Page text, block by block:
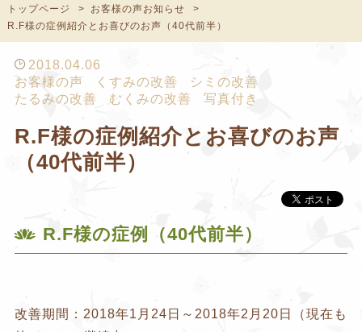
トップページ
お客様の声お知らせ
R.F様の症例紹介とお喜びのお声（40代前半）
2018.04.06
お客様の声
くすみの改善
シミの改善
たるみの改善
むくみの改善 写真付き
R.F様の症例紹介とお喜びのお声
（40代前半）
R.F様の症例（40代前半）
改善期間：2018年1月24日～2018年2月20日（現在も